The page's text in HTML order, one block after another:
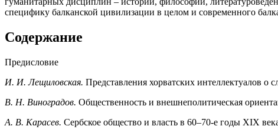
специфику балканской цивилизации в целом и современного
Содержание
Предисловие
И. И. Лещиловская. Представления хорватских интеллектуалов
В. Н. Виноградов. Общественность и внешнеполитическая
A. В. Карасев. Сербское общество и власть в 60–70-е годы XIX